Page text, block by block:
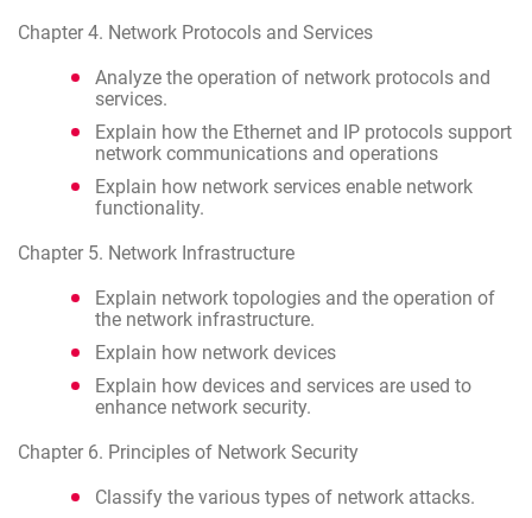
Chapter 4. Network Protocols and Services
Analyze the operation of network protocols and
services.
Explain how the Ethernet and IP protocols support
network communications and operations
Explain how network services enable network
functionality.
Chapter 5. Network Infrastructure
Explain network topologies and the operation of
the network infrastructure.
Explain how network devices
Explain how devices and services are used to
enhance network security.
Chapter 6. Principles of Network Security
Classify the various types of network attacks.